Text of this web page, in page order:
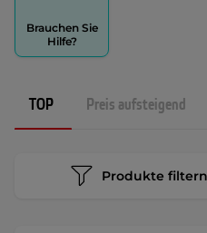
Brauchen Sie
Hilfe?
TOP Preis aufsteigend
Produkte filtern